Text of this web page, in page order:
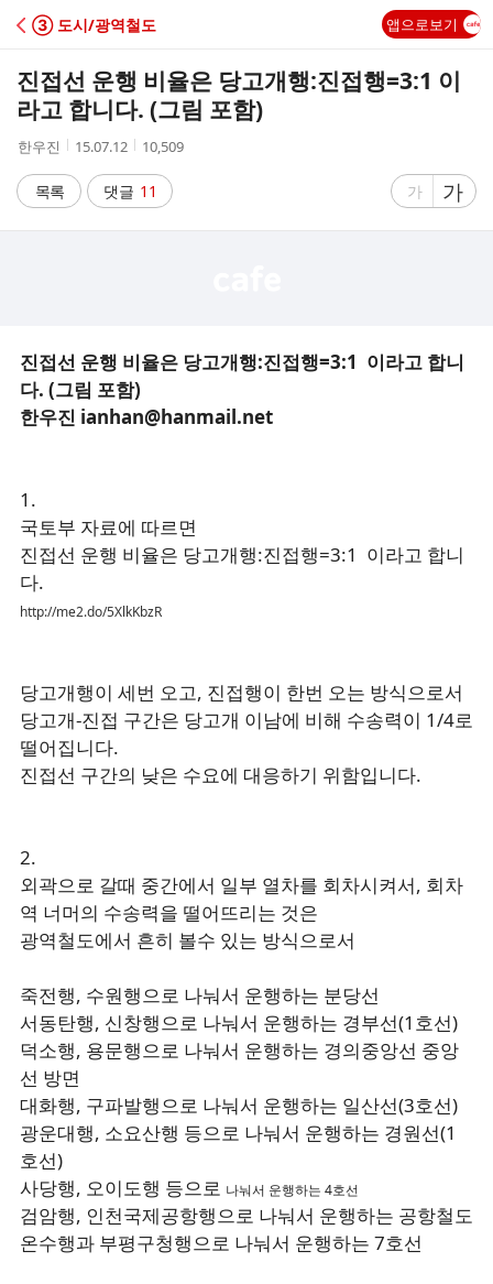
C
A
③ 도시/광역철도 앱으로보기
진접선 운행 비율은 당고개행:진접행=3:1 이
라고 합니다. (그림 포함)
작
자
한우진
작
시
간
15.07.12
조
수
10,509
목록 댓글 11
글
게
가
글
자
게
가
진접선 운행 비율은 당고개행:진접행=3:1 이라고 합니
다. (그림 포함)
한우진 ianhan@hanmail.net
1.
국토부 자료에 따르면
진접선 운행 비율은 당고개행:진접행=3:1 이라고 합니
다.
http://me2.do/5XlkKbzR
당고개행이 세번 오고, 진접행이 한번 오는 방식으로서
당고개-진접 구간은 당고개 이남에 비해 수송력이 1/4로
떨어집니다.
진접선 구간의 낮은 수요에 대응하기 위함입니다.
2.
외곽으로 갈때 중간에서 일부 열차를 회차시켜서, 회차
역 너머의 수송력을 떨어뜨리는 것은
광역철도에서 흔히 볼수 있는 방식으로서
죽전행, 수원행으로 나눠서 운행하는 분당선
서동탄행, 신창행으로 나눠서 운행하는 경부선(1호선)
덕소행, 용문행으로 나눠서 운행하는 경의중앙선 중앙
선 방면
대화행, 구파발행으로 나눠서 운행하는 일산선(3호선)
광운대행, 소요산행 등으로 나눠서 운행하는 경원선(1
호선)
사당행, 오이도행 등으로 나눠서 운행하는 4호선
검암행, 인천국제공항행으로 나눠서 운행하는 공항철도
온수행과 부평구청행으로 나눠서 운행하는 7호선